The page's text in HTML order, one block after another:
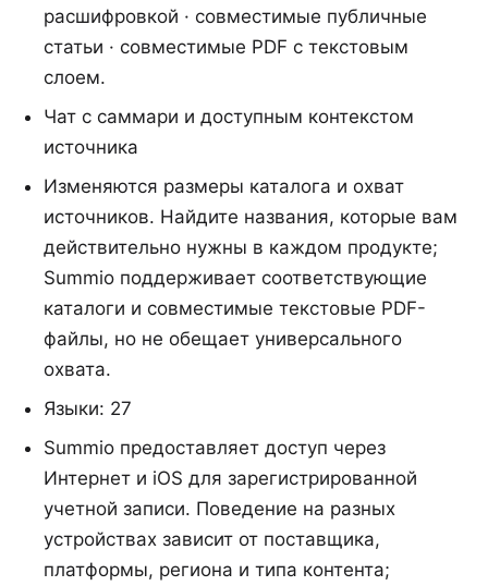
расшифровкой · совместимые публичные
статьи · совместимые PDF с текстовым
слоем.
Чат с саммари и доступным контекстом
источника
Изменяются размеры каталога и охват
источников. Найдите названия, которые вам
действительно нужны в каждом продукте;
Summio поддерживает соответствующие
каталоги и совместимые текстовые PDF-
файлы, но не обещает универсального
охвата.
Языки: 27
Summio предоставляет доступ через
Интернет и iOS для зарегистрированной
учетной записи. Поведение на разных
устройствах зависит от поставщика,
платформы, региона и типа контента;